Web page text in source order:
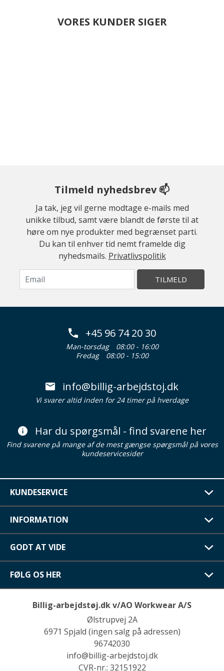
VORES KUNDER SIGER
Tilmeld nyhedsbrev 📫
Ja tak, jeg vil gerne modtage e-mails med
unikke tilbud, samt være blandt de første til at
høre om nye produkter med begrænset parti.
Du kan til enhver tid nemt framelde dig
nyhedsmails. Privatlivspolitik
TILMELD
+45 96 74 20 30
Man-torsdag
08:00 - 16:00
Fredag
08:00 - 15:00
info@billig-arbejdstoj.dk
Vi svarer altid inden for 24 timer på hverdage
Har du spørgsmål - find svarene her
Find svarene på mange af de mest gængse spørgsmål på vores
kundeservicesider
KUNDESERVICE
INFORMATION
GODT AT VIDE
FØLG OS HER
Billig-arbejdstøj.dk v/AO Workwear A/S
Ølstrupvej 2A
6971 Spjald (ingen salg på adressen)
96742030
info@billig-arbejdstoj.dk
CVR-nr.: 32151922